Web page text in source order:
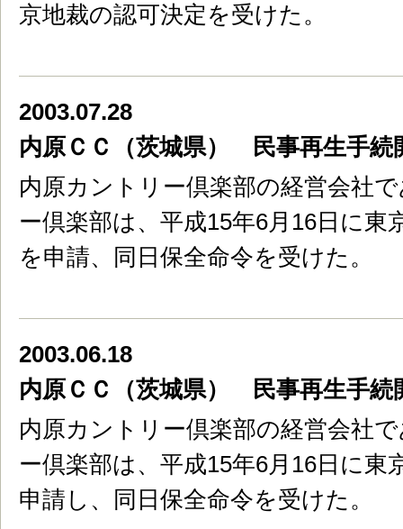
京地裁の認可決定を受けた。
2003.07.28
内原ＣＣ（茨城県） 民事再生手続
内原カントリー倶楽部の経営会社
ー倶楽部は、平成15年6月16日に東
を申請、同日保全命令を受けた。
2003.06.18
内原ＣＣ（茨城県） 民事再生手続
内原カントリー倶楽部の経営会社
ー倶楽部は、平成15年6月16日に東
申請し、同日保全命令を受けた。